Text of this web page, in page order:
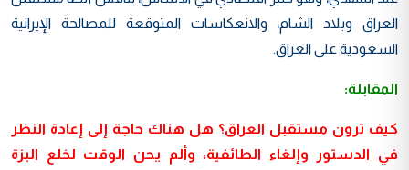
العراق وبلاد الشام، والانعكاسات المتوقعة للمصالحة الإيرانية
السعودية على العراق.
المقابلة:
كيف ترون مستقبل العراق؟ هل هناك حاجة إلى إعادة النظر
في الدستور وإلغاء الطائفية، وألم يحن الوقت لخلع البزة